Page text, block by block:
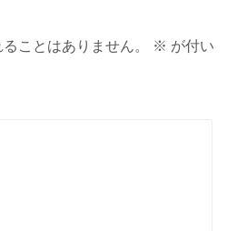
ことはありません。 ※ が付い